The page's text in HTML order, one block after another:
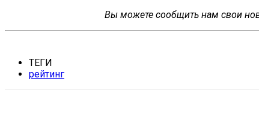
Вы можете сообщить нам свои
ТЕГИ
рейтинг